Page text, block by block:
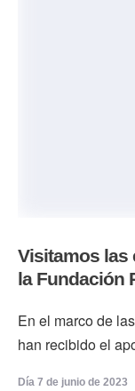
Visitamos las
la Fundación
En el marco de
han recibido el
Día 7 de junio de 2023